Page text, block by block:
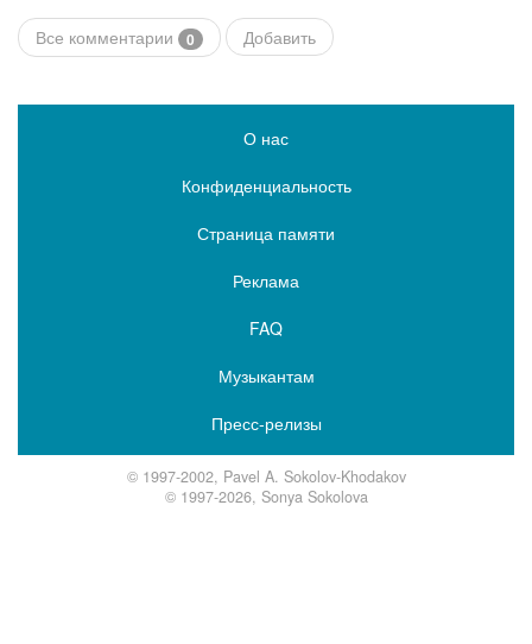
Все комментарии 0 Добавить
О нас
Конфиденциальность
Страница памяти
Реклама
FAQ
Музыкантам
Пресс-релизы
© 1997-2002, Pavel A. Sokolov-Khodakov
© 1997-2026, Sonya Sokolova